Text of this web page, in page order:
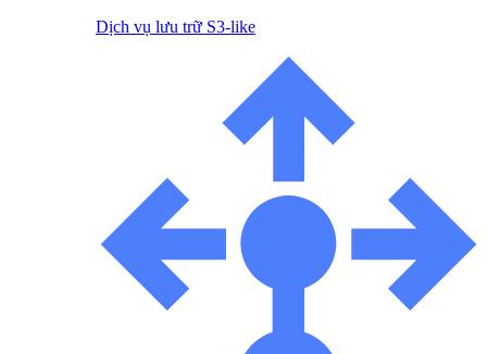
Dịch vụ lưu trữ S3-like